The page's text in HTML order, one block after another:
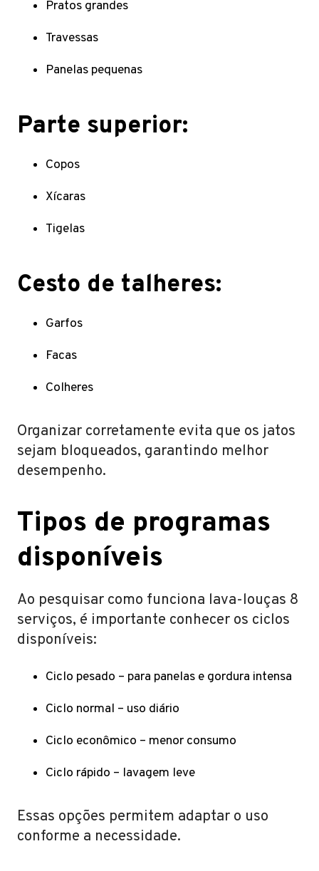
Pratos grandes
Travessas
Panelas pequenas
Parte superior:
Copos
Xícaras
Tigelas
Cesto de talheres:
Garfos
Facas
Colheres
Organizar corretamente evita que os jatos
sejam bloqueados, garantindo melhor
desempenho.
Tipos de programas
disponíveis
Ao pesquisar como funciona lava-louças 8
serviços, é importante conhecer os ciclos
disponíveis:
Ciclo pesado – para panelas e gordura intensa
Ciclo normal – uso diário
Ciclo econômico – menor consumo
Ciclo rápido – lavagem leve
Essas opções permitem adaptar o uso
conforme a necessidade.